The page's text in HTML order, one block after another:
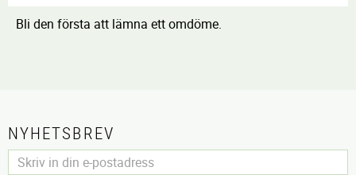
Bli den första att lämna ett omdöme.
NYHETSBREV